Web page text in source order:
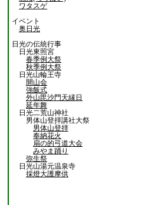
ワタスゲ
イベント
奥日光
日光の伝統行事
日光東照宮
春季例大祭
秋季例大祭
日光山輪王寺
開山会
強飯式
外山毘沙門天縁日
延年舞
日光二荒山神社
男体山登拝講社大祭
男体山登拝
奉納花火
扇の的弓道大会
みやま踊り
弥生祭
日光山湯元温泉寺
採燈大護摩供